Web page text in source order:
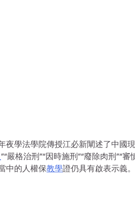
學法學院傳授江必新闡述了中國
”“嚴格治刑”“因時施刑”“廢除肉刑”“
中的人權保教學證仍具有啟表示義。